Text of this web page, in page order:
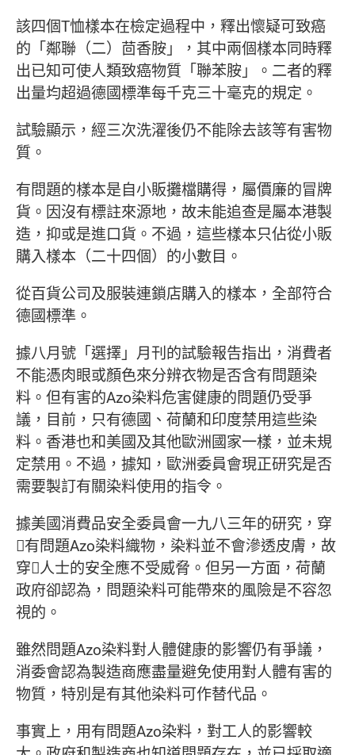
該四個T恤樣本在檢定過程中，釋出懷疑可致癌
的「鄰聯（二）茴香胺」，其中兩個樣本同時釋
出已知可使人類致癌物質「聯苯胺」。二者的釋
出量均超過德國標準每千克三十毫克的規定。
試驗顯示，經三次洗濯後仍不能除去該等有害物
質。
有問題的樣本是自小販攤檔購得，屬價廉的冒牌
貨。因沒有標註來源地，故未能追查是屬本港製
造，抑或是進口貨。不過，這些樣本只佔從小販
購入樣本（二十四個）的小數目。
從百貨公司及服裝連鎖店購入的樣本，全部符合
德國標準。
據八月號「選擇」月刊的試驗報告指出，消費者
不能憑肉眼或顏色來分辨衣物是否含有問題染
料。但有害的Azo染料危害健康的問題仍受爭
議，目前，只有德國、荷蘭和印度禁用這些染
料。香港也和美國及其他歐洲國家一樣，並未規
定禁用。不過，據知，歐洲委員會現正研究是否
需要製訂有關染料使用的指令。
據美國消費品安全委員會一九八三年的研究，穿
有問題Azo染料織物，染料並不會滲透皮膚，故
穿人士的安全應不受威脅。但另一方面，荷蘭
政府卻認為，問題染料可能帶來的風險是不容忽
視的。
雖然問題Azo染料對人體健康的影響仍有爭議，
消委會認為製造商應盡量避免使用對人體有害的
物質，特別是有其他染料可作替代品。
事實上，用有問題Azo染料，對工人的影響較